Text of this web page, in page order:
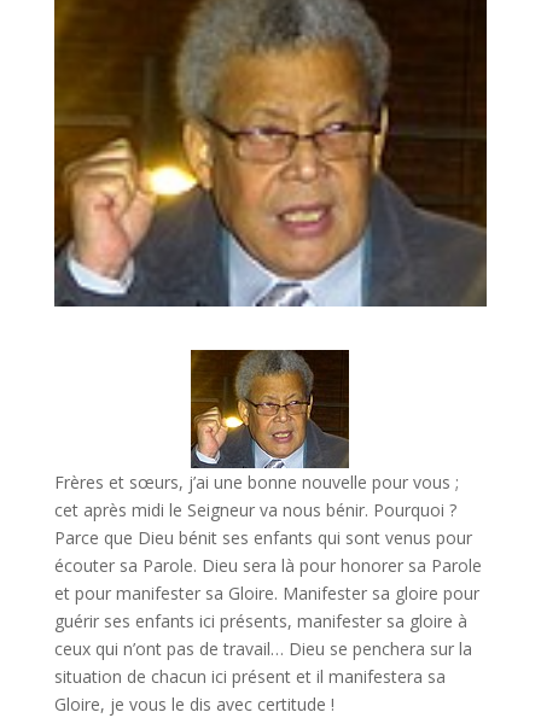
Frères et sœurs, j’ai une bonne nouvelle pour vous ;
cet après midi le Seigneur va nous bénir. Pourquoi ?
Parce que Dieu bénit ses enfants qui sont venus pour
écouter sa Parole. Dieu sera là pour honorer sa Parole
et pour manifester sa Gloire. Manifester sa gloire pour
guérir ses enfants ici présents, manifester sa gloire à
ceux qui n’ont pas de travail… Dieu se penchera sur la
situation de chacun ici présent et il manifestera sa
Gloire, je vous le dis avec certitude !